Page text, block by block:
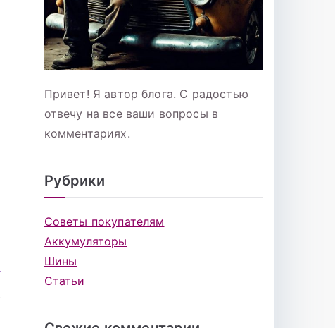
Привет! Я автор блога. С радостью
отвечу на все ваши вопросы в
комментариях.
Рубрики
Советы покупателям
Аккумуляторы
Шины
Статьи